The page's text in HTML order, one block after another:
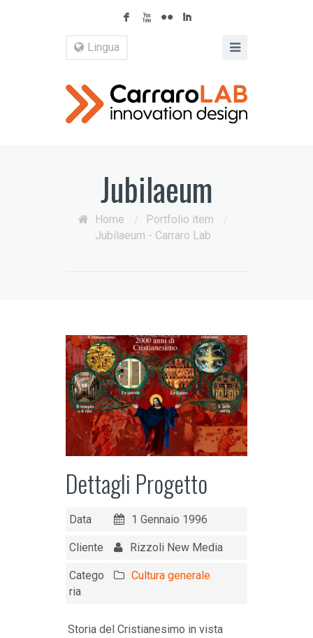
F X N I
Lingua
Jubilaeum
Home / Portfolio item
/
Jubilaeum - Carraro Lab
Dettagli Progetto
Data 1 Gennaio 1996
Cliente Rizzoli New Media
Catego
ria
Cultura generale
Storia del Cristianesimo in vista